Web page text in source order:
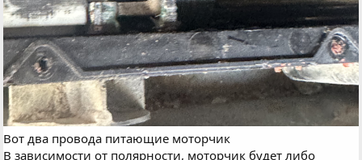
Вот два провода питающие моторчик
В зависимости от полярности, моторчик будет либо